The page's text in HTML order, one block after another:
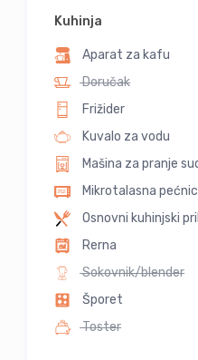
Kuhinja
Aparat za kafu
Doručak
Frižider
Kuvalo za vodu
Mašina za pranje
Mikrotalasna
Osnovni kuhinjski
Rerna
Sokovnik/blender
Šporet
Toster